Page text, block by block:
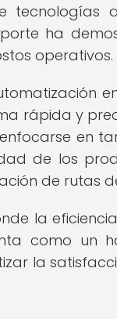
tecnologías
ha
operativos.
rápida y
en
de los
de rutas
la
como un
la